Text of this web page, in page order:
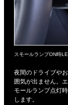
スモールランプON時
夜間のドライブや
囲気が出ません。
モールランプ点灯
します。